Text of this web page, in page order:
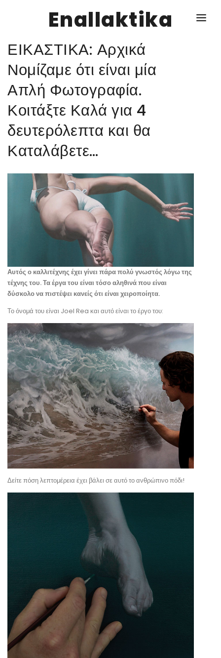
Enallaktika
NEWS
ΥΓΕΙΑ
ΣΥΝΤΑΓΕΣ
ΔΙΑΦΟΡΑ
ΕΝΑΛΛΑΚΤΙΚΑ
ΑΥΤΑΡΚΕΙΑ
ΣΧΕΣΕΙΣ
ΚΑΛΛΙΕΡΓΕΙΕΣ
ΕΙΚΑΣΤΙΚΑ: Αρχικά
Νομίζαμε ότι είναι μία
Απλή Φωτογραφία.
Κοιτάξτε Καλά για 4
δευτερόλεπτα και θα
Καταλάβετε…
Αυτός ο καλλιτέχνης έχει γίνει πάρα πολύ γνωστός λόγω της
τέχνης του. Τα έργα του είναι τόσο αληθινά που είναι
δύσκολο να πιστέψει κανείς ότι είναι χειροποίητα.
Το όνομά του είναι Joel Rea και αυτό είναι το έργο του:
Δείτε πόση λεπτομέρεια έχει βάλει σε αυτό το ανθρώπινο πόδι!